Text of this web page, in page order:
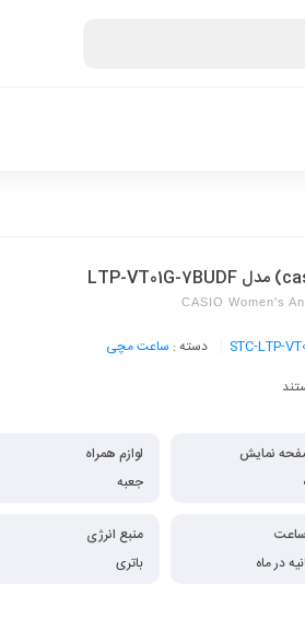
CASIO Women's
STC-LTP- دسته : ساعت مچی
نمایش
لوازم همراه
جعبه
منبع انرژی
باتری